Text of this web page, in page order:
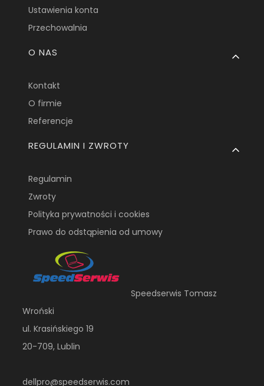
Ustawienia konta
Przechowalnia
O NAS
Kontakt
O firmie
Referencje
REGULAMIN I ZWROTY
Regulamin
Zwroty
Polityka prywatności i cookies
Prawo do odstąpienia od umowy
Speedserwis Tomasz
Wroński
ul. Krasińskiego 19
20-709, Lublin
dellpro@speedserwis.com